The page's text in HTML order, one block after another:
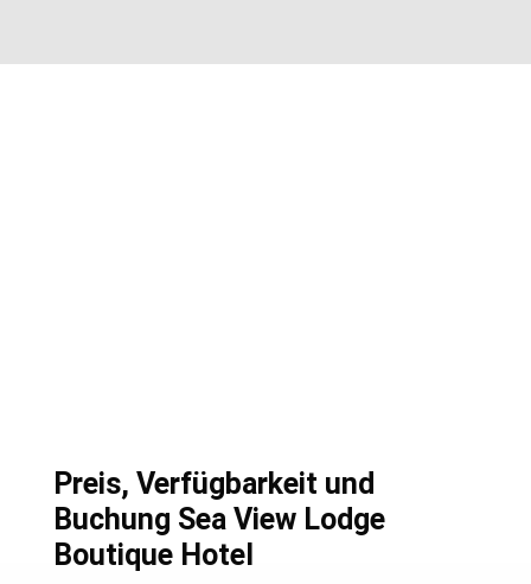
Preis, Verfügbarkeit und
Buchung Sea View Lodge
Boutique Hotel